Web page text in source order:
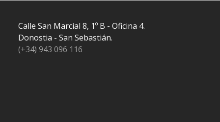
Calle San Marcial 8, 1º B - Oficina 4.
Donostia - San Sebastián.
(+34) 943 096 116